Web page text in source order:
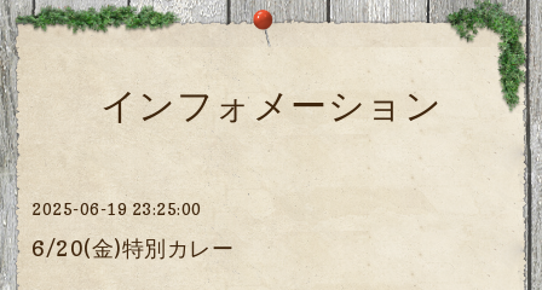
インフォメーション
2025-06-19 23:25:00
6/20(金)特別カレー